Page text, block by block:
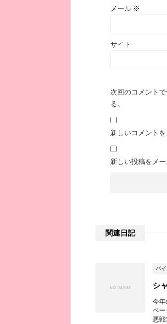
メール ※
サイト
次回のコメント
る。
新しいコメント
新しい投稿をメ
関連日記
バ
シ
今
ペー
悪戦